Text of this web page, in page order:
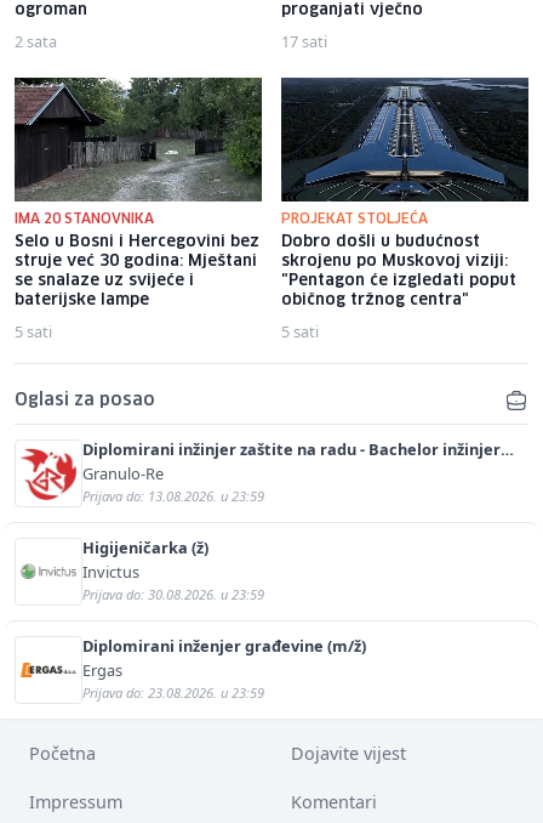
ogroman
2 sata
proganjati vječno
17 sati
IMA 20 STANOVNIKA
Selo u Bosni i Hercegovini bez
struje već 30 godina: Mještani
se snalaze uz svijeće i
baterijske lampe
5 sati
PROJEKAT STOLJEĆA
Dobro došli u budućnost
skrojenu po Muskovoj viziji:
"Pentagon će izgledati poput
običnog tržnog centra"
5 sati
Oglasi za posao
Diplomirani inžinjer zaštite na radu - Bachelor inžinjer
sigurnosti i pomoći (m/ž)
Granulo-Re
Prijava do: 13.08.2026. u 23:59
Higijeničarka (ž)
Invictus
Prijava do: 30.08.2026. u 23:59
Diplomirani inženjer građevine (m/ž)
Ergas
Prijava do: 23.08.2026. u 23:59
Početna Dojavite vijest
Impressum Komentari